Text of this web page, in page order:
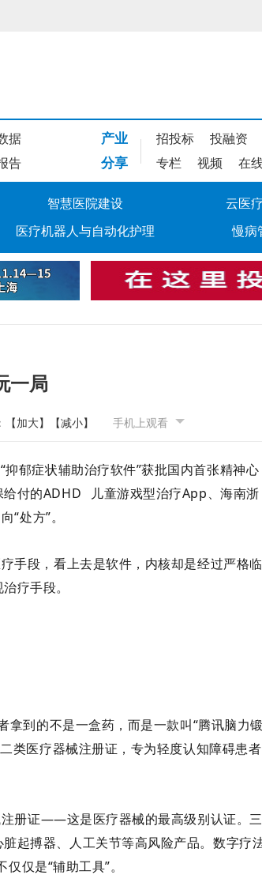
据
告
产业 招投标 投融资
分享 专栏 视频 在
智慧医院建设 云医
医疗机器人与自动化护理 慢病
一局
【加大】 【减小】 手机上观看
抑郁症状辅助治疗软件”获批国内首张精神心
付的ADHD
儿童游戏型治疗App、海南浙
“处方”。
手段，看上去是软件，内核却是经过严格临
疗手段。
到的不是一盒药，而是一款叫“腾讯脑力
类医疗器械注册证，专为轻度认知障碍患者
册证——这是医疗器械的最高级别认证。三
起搏器、人工关节等高风险产品。数字疗
仅仅是“辅助工具”。